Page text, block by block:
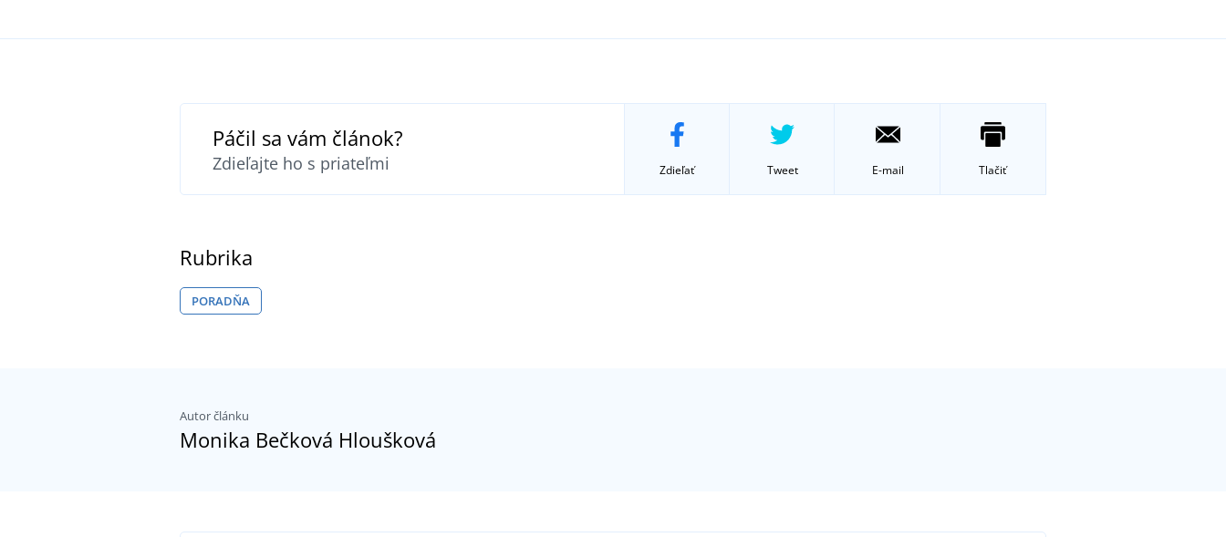
Páčil sa vám článok?
Zdieľajte ho s priateľmi Zdieľať Tweet E-mail Tlačiť
Rubrika
PORADŇA
Autor článku
Monika Bečková Hloušková